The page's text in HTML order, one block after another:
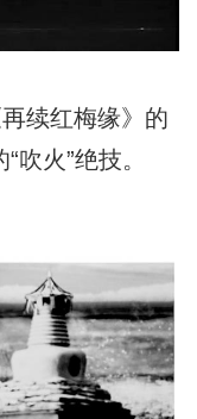
续红梅缘》的
吹火”绝技。